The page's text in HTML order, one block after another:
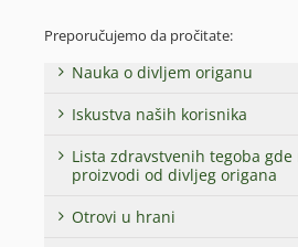
Preporučujemo da pročitate:
Nauka o divljem origanu
Iskustva naših korisnika
Lista zdravstvenih tegoba
proizvodi od divljeg origana
Otrovi u hrani